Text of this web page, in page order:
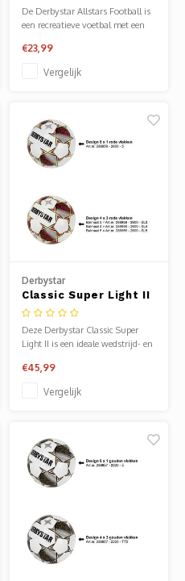
De Derbystar Allstars Football is
een recreatieve voetbal met een
gemaakt van zacht PVC en is
machinaal gestikt.
€23,99
Vergelijk
Derbystar
Classic Super Light II
Voetbal
Deze Derbystar Classic Super
Light II is een ideale wedstrijd- en
t/m Onder 10.
€45,99
Vergelijk